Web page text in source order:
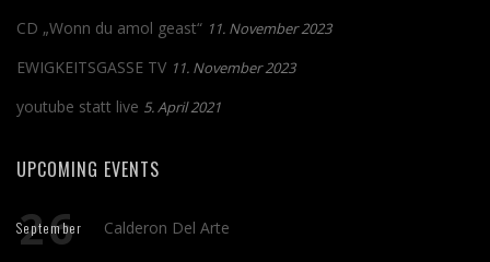
CD „Wonn du amol geast“ 11. November 2023
EWIGKEITSGASSE TV 11. November 2023
youtube statt live 5. April 2021
UPCOMING EVENTS
26
September Calderon Del Arte